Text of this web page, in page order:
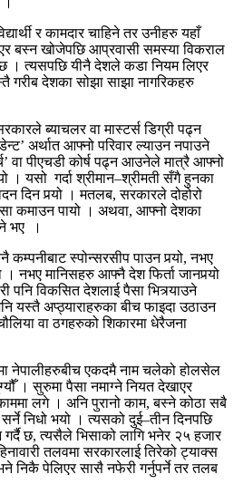
र कामदार चाहिने तर उनीहरु यहाँ
बस्न खोजेपछि आप्रवासी समस्या विकराल
। त्यसपछि यीनै देशले कडा नियम लिएर
गरीब देशका सोझा साझा नागरिकहरु
ब्याचलर वा मास्टर्स डिग्री पढ्न
अर्थात आफ्नो परिवार ल्याउन नपाउने
वा पीएचडी कोर्ष पढ्न आउनेले मात्रै आफ्नो
। यसो गर्दा श्रीमान–श्रीमती सँगै हुनका
दिन पर्‍यो । मतलब, सरकारले दोहोरो
कमाउन पायो । अथवा, आफ्नो देशका
भए ।
कम्पनीबाट स्पोन्सरसीप पाउन पर्‍यो, नभए
। नभए मानिसहरु आफ्नै देश फिर्ता जानपर्‍यो
पनि विकसित देशलाई पैसा भित्र्याउने
यस्तै अप्ठ्याराहरुका बीच फाइदा उठाउन
वा ठगहरुको शिकारमा धेरैजना
नेपालीहरुबीच एकदमै नाम चलेको होलसेल
। सुरुमा पैसा नमाग्ने नियत देखाएर
लगे । अनि पुरानो काम, बस्ने कोठा सबै
निधो भयो । त्यसको दुई–तीन दिनपछि
छ, त्यसैले भिसाको लागि भनेर २५ हजार
तलवमा सरकारलाई तिरेको ट्याक्स
निकै पेलिएर सासै नफेरी गर्नुपर्ने तर तलब